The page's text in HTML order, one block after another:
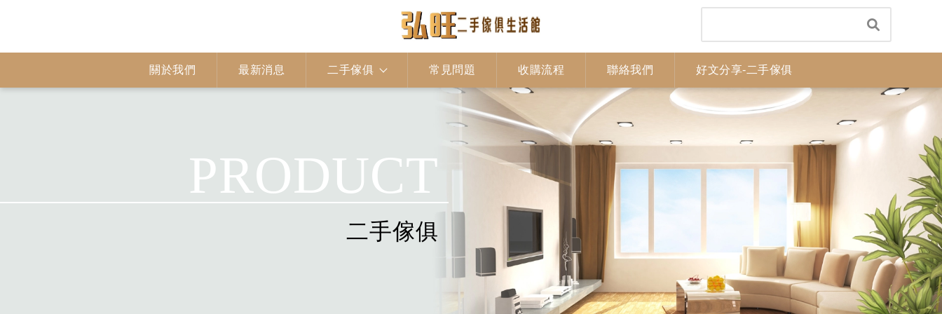
關於我們 最新消息 二手傢俱 常見問題 收購流程 聯絡我們 好文分享-二手傢俱
PRODUCT
二手傢俱